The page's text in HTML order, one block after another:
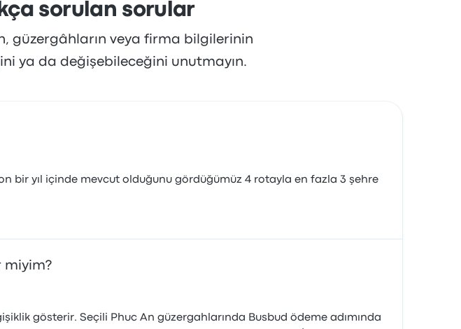
sorulan sorular
güzergâhların veya firma bilgilerinin
ya da değişebileceğini unutmayın.
bir yıl içinde mevcut olduğunu gördüğümüz 4 rotayla en fazla 3 şehre
miyim?
gösterir. Seçili Phuc An güzergahlarında Busbud ödeme adımında